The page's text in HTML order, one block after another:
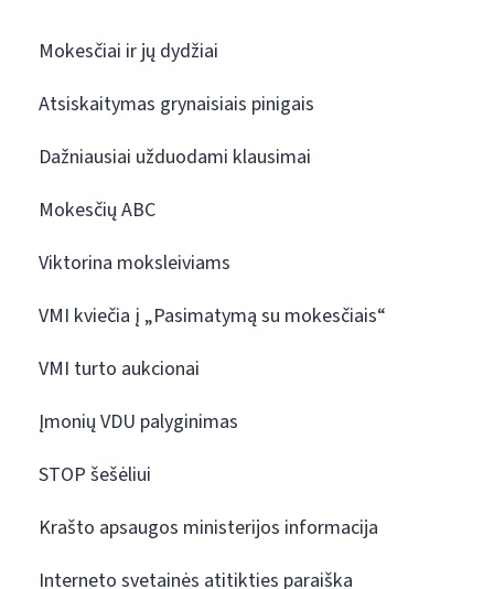
Mokesčiai ir jų dydžiai
Atsiskaitymas grynaisiais pinigais
Dažniausiai užduodami klausimai
Mokesčių ABC
Viktorina moksleiviams
VMI kviečia į „Pasimatymą su mokesčiais“
VMI turto aukcionai
Įmonių VDU palyginimas
STOP šešėliui
Krašto apsaugos ministerijos informacija
Interneto svetainės atitikties paraiška